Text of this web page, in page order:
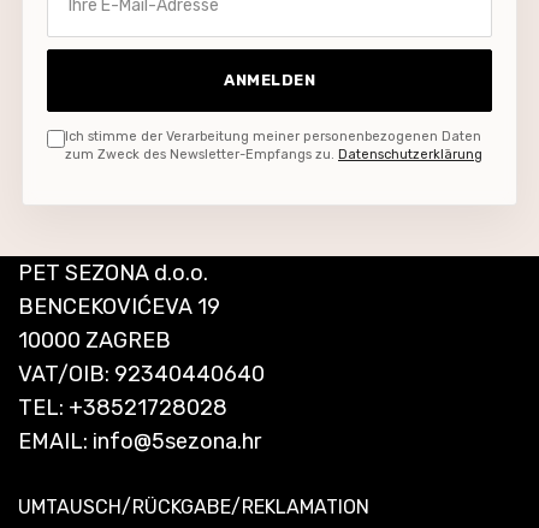
ANMELDEN
Ich stimme der Verarbeitung meiner personenbezogenen Daten
zum Zweck des Newsletter-Empfangs zu. Datenschutzerklärung
PET SEZONA d.o.o.
BENCEKOVIĆEVA 19
10000 ZAGREB
VAT/OIB: 92340440640
TEL: +38521728028
EMAIL: info@5sezona.hr
UMTAUSCH/RÜCKGABE/REKLAMATION